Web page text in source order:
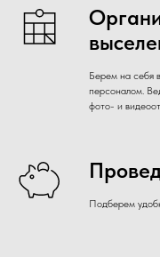
Берем на себя
персоналом.
фото- и
Подберем